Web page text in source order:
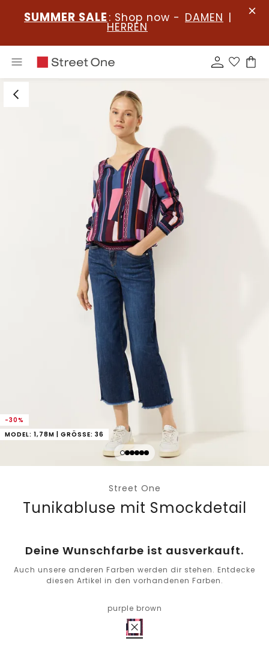
SUMMER SALE : Shop now - DAMEN |
HERREN
-30%
MODEL: 1,78M | GRÖSSE: 36
Street One
Tunikabluse mit Smockdetail
Deine Wunschfarbe ist ausverkauft.
Auch unsere anderen Farben werden dir stehen. Entdecke
diesen Artikel in den vorhandenen Farben.
purple brown